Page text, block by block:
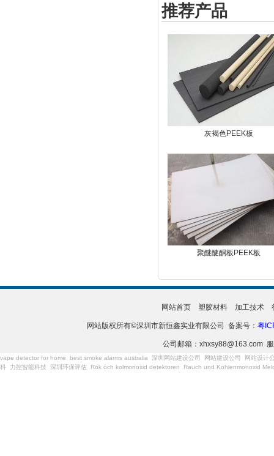
推荐产品
灰褐色PEEK板
聚醚醚酮板PEEK板
网站首页 塑胶材料 加工技术
网站版权所有©深圳市新恒鑫实业有限公司 备案号： 粤
公司邮箱：xhxsy88@163.com
vape detector for home best smoke alarms australia 深圳网站建设公司 网站建设公司
网站设计
科
力控智能科技 深圳环保评估 Rök och kolmonoxid detektoren Rauch und Kohlenmonoxid